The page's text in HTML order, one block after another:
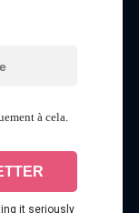
à cela.
it seriously